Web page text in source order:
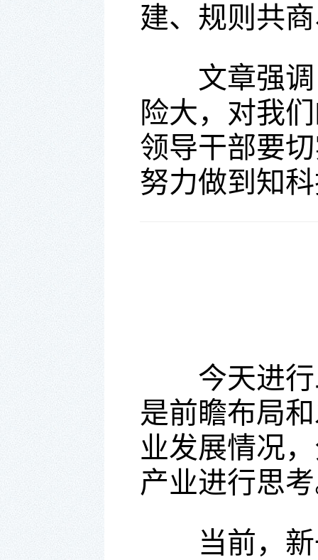
建、规则共
文章强调
险大，对我
领导干部要
努力做到知
今天进行
是前瞻布局
业发展情况
产业进行思
当前，新